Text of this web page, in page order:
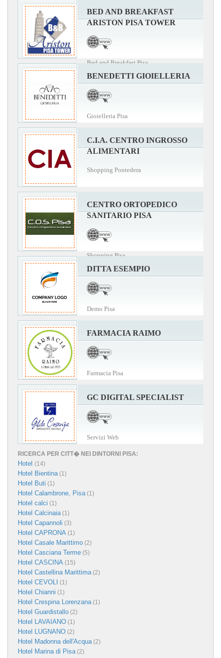
BED AND BREAKFAST
ARISTON PISA TOWER
Bed and Breakfast Pisa
BENEDETTI GIOIELLERIA
Gioielleria Pisa
C.I.A. CENTRO INGROSSO
ALIMENTARI
Shopping Pontedera
CENTRO ORTOPEDICO
SANITARIO PISA
Shopping Pisa
DITTA ESEMPIO
Demo Pisa
FARMACIA RAIMO
Farmacia Pisa
GC DIGITAL SPECIALIST
Servizi Web
RICERCA PER CITT� NEI DINTORNI PISA:
Hotel (14)
Hotel Bientina(1)
Hotel Buti (1)
Hotel Calambrone, Pisa(1)
Hotel calci (1)
Hotel Calcinaia(1)
Hotel Capannoli (3)
Hotel CAPRONA (1)
Hotel Casale Marittimo (2)
Hotel Casciana Terme (5)
Hotel CASCINA (15)
Hotel Castellina Marittima(2)
Hotel CEVOLI (1)
Hotel Chianni (1)
Hotel Crespina Lorenzana(1)
Hotel Guardistallo (2)
Hotel LAVAIANO (1)
Hotel LUGNANO (2)
Hotel Madonna dell'Acqua(2)
Hotel Marina di Pisa(2)